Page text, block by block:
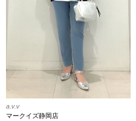
a.v.v
マークイズ静岡店